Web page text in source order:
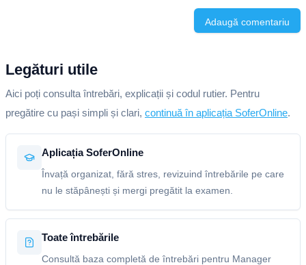
Adaugă comentariu
Legături utile
Aici poți consulta întrebări, explicații și codul rutier. Pentru
pregătire cu pași simpli și clari, continuă în aplicația SoferOnline.
Aplicația SoferOnline
Învață organizat, fără stres, revizuind întrebările pe care
nu le stăpânești și mergi pregătit la examen.
Toate întrebările
Consultă baza completă de întrebări pentru Manager